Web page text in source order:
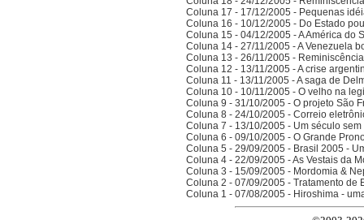
Coluna 17 - 17/12/2005 - Pequenas
Coluna 16 - 10/12/2005 - Do Estado
Coluna 15 - 04/12/2005 - A América do
Coluna 14 - 27/11/2005 - A Venezuela
Coluna 13 - 26/11/2005 -
Coluna 12 - 13/11/2005 - A crise
Coluna 11 - 13/11/2005 - A saga de
Coluna 10 - 10/11/2005 - O velho na
Coluna 9 - 31/10/2005 - O projeto São
Coluna 8 - 24/10/2005 - Correio
Coluna 7 - 13/10/2005 - Um século
Coluna 6 - 09/10/2005 - O Grande
Coluna 5 - 29/09/2005 - Brasil 2005 -
Coluna 4 - 22/09/2005 - As Vestais da
Coluna 3 - 15/09/2005 - Mordomia &
Coluna 2 - 07/09/2005 - Tratamento de
Coluna 1 - 07/08/2005 - Hiroshima -